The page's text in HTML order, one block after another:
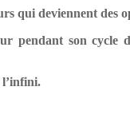
qui deviennent
pendant son
l’infini.